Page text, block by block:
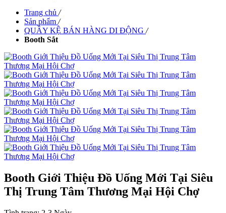
Trang chủ /
Sản phẩm /
QUẦY KỆ BÁN HÀNG DI ĐỘNG /
Booth Sắt
Booth Giới Thiệu Đồ Uống Mới Tại Siêu
Thị Trung Tâm Thương Mại Hội Chợ